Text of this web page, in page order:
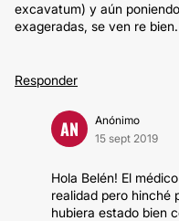
excavatum) y aún
exageradas, se ven re
Responder
AN
Anónimo
15 sept 2019
Hola Belén! El
realidad pero hinché
hubiera estado bien